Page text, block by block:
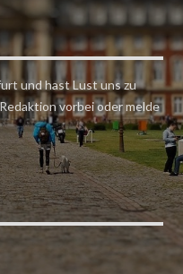
und hast Lust uns zu
vorbei oder melde